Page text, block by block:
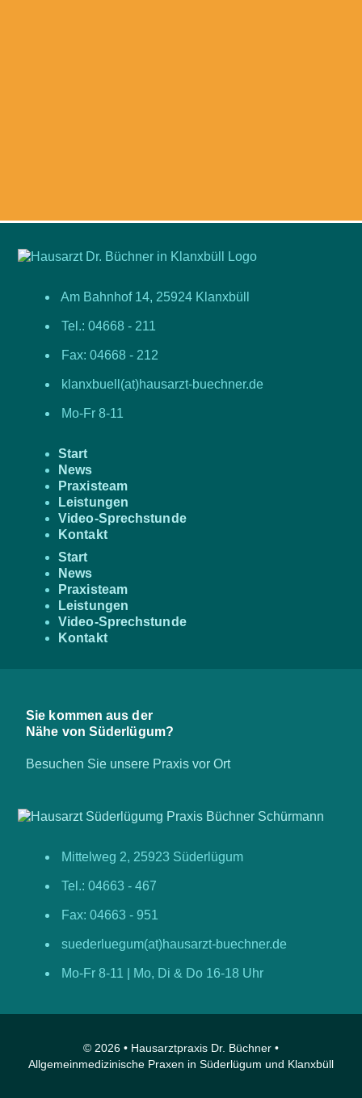
Am Bahnhof 14, 25924 Klanxbüll
Tel.: 04668 - 211
Fax: 04668 - 212
klanxbuell(at)hausarzt-buechner.de
Mo-Fr 8-11
Start
News
Praxisteam
Leistungen
Video-Sprechstunde
Kontakt
Start
News
Praxisteam
Leistungen
Video-Sprechstunde
Kontakt
Sie kommen aus der
Nähe von Süderlügum?
Besuchen Sie unsere Praxis vor Ort
Mittelweg 2, 25923 Süderlügum
Tel.: 04663 - 467
Fax: 04663 - 951
suederluegum(at)hausarzt-buechner.de
Mo-Fr 8-11 | Mo, Di & Do 16-18 Uhr
© 2026 • Hausarztpraxis Dr. Büchner •
Allgemeinmedizinische Praxen in Süderlügum und Klanxbüll